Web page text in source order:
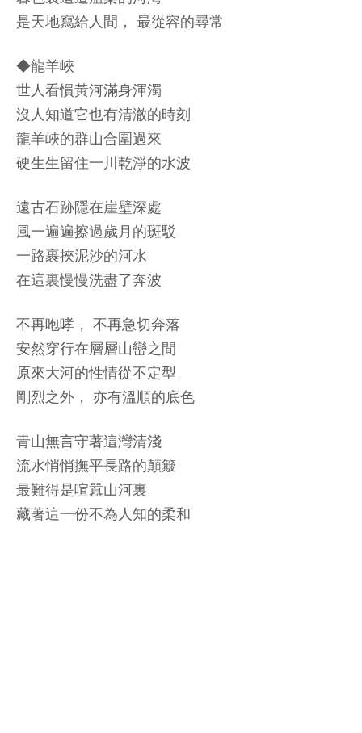
是天地寫給人間， 最從容的尋常
◆龍羊峽
世人看慣黃河滿身渾濁
沒人知道它也有清澈的時刻
龍羊峽的群山合圍過來
硬生生留住一川乾淨的水波
遠古石跡隱在崖壁深處
風一遍遍擦過歲月的斑駁
一路裹挾泥沙的河水
在這裏慢慢洗盡了奔波
不再咆哮， 不再急切奔落
安然穿行在層層山巒之間
原來大河的性情從不定型
剛烈之外， 亦有溫順的底色
青山無言守著這灣清淺
流水悄悄撫平長路的顛簸
最難得是喧囂山河裏
藏著這一份不為人知的柔和